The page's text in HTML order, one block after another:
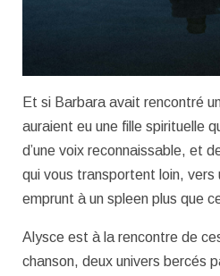
Et si Barbara avait rencontré
auraient eu une fille spirituelle
d’une voix reconnaissable, et
qui vous transportent loin, vers
emprunt à un spleen plus que
Alysce est à la rencontre de
chanson, deux univers bercés